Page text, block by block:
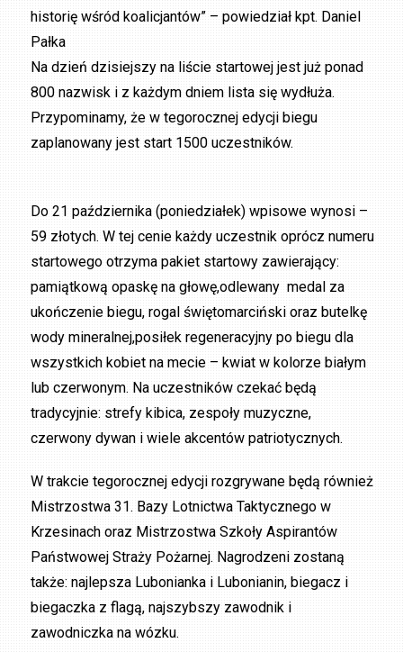
historię wśród koalicjantów” – powiedział kpt. Daniel
Pałka
Na dzień dzisiejszy na liście startowej jest już ponad
800 nazwisk i z każdym dniem lista się wydłuża.
Przypominamy, że w tegorocznej edycji biegu
zaplanowany jest start 1500 uczestników.
Do 21 października (poniedziałek) wpisowe wynosi –
59 złotych. W tej cenie każdy uczestnik oprócz numeru
startowego otrzyma pakiet startowy zawierający:
pamiątkową opaskę na głowę,odlewany medal za
ukończenie biegu, rogal świętomarciński oraz butelkę
wody mineralnej,posiłek regeneracyjny po biegu dla
wszystkich kobiet na mecie – kwiat w kolorze białym
lub czerwonym. Na uczestników czekać będą
tradycyjnie: strefy kibica, zespoły muzyczne,
czerwony dywan i wiele akcentów patriotycznych.
W trakcie tegorocznej edycji rozgrywane będą również
Mistrzostwa 31. Bazy Lotnictwa Taktycznego w
Krzesinach oraz Mistrzostwa Szkoły Aspirantów
Państwowej Straży Pożarnej. Nagrodzeni zostaną
także: najlepsza Lubonianka i Lubonianin, biegacz i
biegaczka z flagą, najszybszy zawodnik i
zawodniczka na wózku.